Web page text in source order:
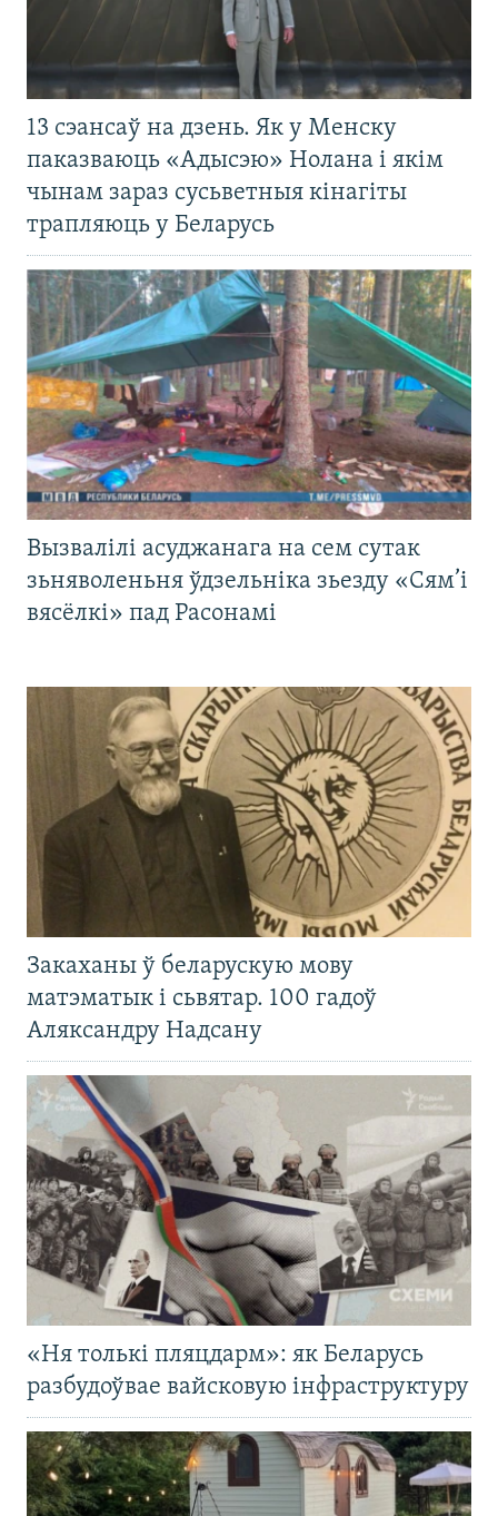
13 сэансаў на дзень. Як у Менску
паказваюць «Адысэю» Нолана і якім
чынам зараз сусьветныя кінагіты
трапляюць у Беларусь
Вызвалілі асуджанага на сем сутак
зьняволеньня ўдзельніка зьезду «Сям’і
вясёлкі» пад Расонамі
Закаханы ў беларускую мову
матэматык і сьвятар. 100 гадоў
Аляксандру Надсану
«Ня толькі пляцдарм»: як Беларусь
разбудоўвае вайсковую інфраструктуру